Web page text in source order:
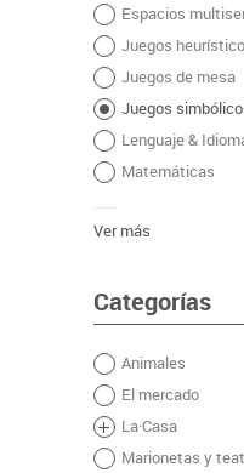
Plastifica,
Papel y
Espacios
Juegos
Juegos de mesa
Juegos
Lenguaje &
Matemáticas
Ver más
Categorías
Animales
El mercado
La·Casa
Marionetas y